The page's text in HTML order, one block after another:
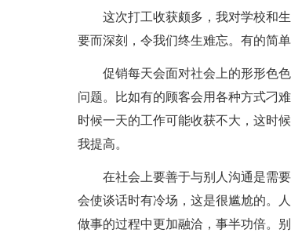
这次打工收获颇多，我对学校和
要而深刻，令我们终生难忘。有的简
促销每天会面对社会上的形形色
问题。比如有的顾客会用各种方式刁
时候一天的工作可能收获不大，这时
我提高。
在社会上要善于与别人沟通是需
会使谈话时有冷场，这是很尴尬的。
做事的过程中更加融洽，事半功倍。